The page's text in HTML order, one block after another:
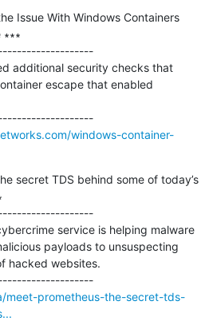
Issue With Windows Containers
additional security checks that
escape that enabled
---------------------------------------------
windows-container-
secret TDS behind some of today’s
service is helping malware
payloads to unsuspecting
hacked websites.
---------------------------------------------
meet-prometheus-the-secret-tds-